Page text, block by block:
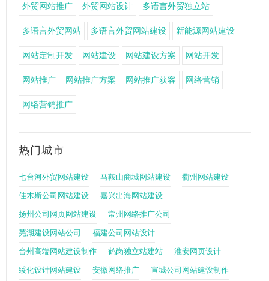
外贸网站推广 外贸网站设计 多语言外贸独立站
多语言外贸网站 多语言外贸网站建设 新能源网站建设
网站定制开发 网站建设 网站建设方案 网站开发
网站推广 网站推广方案 网站推广获客 网络营销
网络营销推广
热门城市
七台河外贸网站建设 马鞍山商城网站建设 衢州网站建设
佳木斯公司网站建设 嘉兴出海网站建设
扬州公司网页网站建设 常州网络推广公司
芜湖建设网站公司 福建公司网站设计
台州高端网站建设制作 鹤岗独立站建站 淮安网页设计
绥化设计网站建设 安徽网络推广 宣城公司网站建设制作